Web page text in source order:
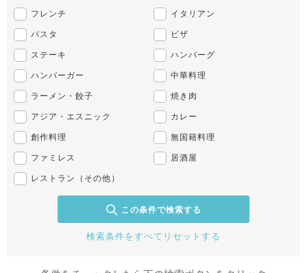
フレンチ イタリアン
パスタ ピザ
ステーキ ハンバーグ
ハンバーガー 中華料理
ラーメン・餃子 焼き肉
アジア・エスニック カレー
創作料理 無国籍料理
ファミレス 居酒屋
レストラン（その他）
この条件で検索する
検索条件をすべてリセットする